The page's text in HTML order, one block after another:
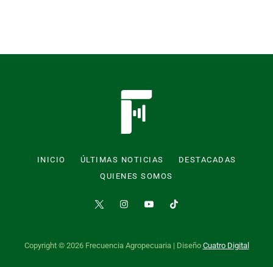
INICIO ÚLTIMAS NOTICIAS
DESTACADAS
QUIENES SOMOS
Copyright © 2026 Frecuencia Agropecuaria | Diseño Cuatro Digital